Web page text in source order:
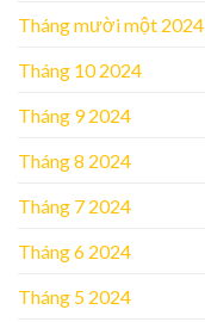
Tháng mười một 2024
Tháng 10 2024
Tháng 9 2024
Tháng 8 2024
Tháng 7 2024
Tháng 6 2024
Tháng 5 2024